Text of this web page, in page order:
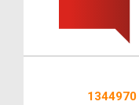
1344970